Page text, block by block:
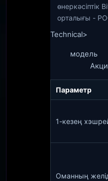
өнеркәсіптік
орталығы -
Technical>
модель
Параметр
1-кезең
Оманның